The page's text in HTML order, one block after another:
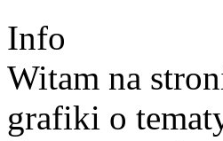
Info
Witam na
grafiki o